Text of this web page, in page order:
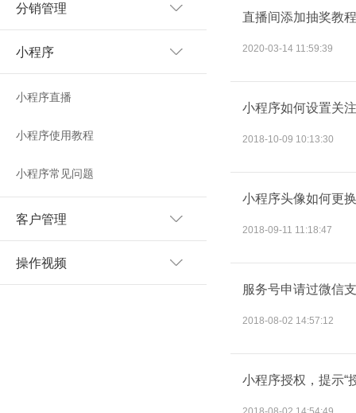
分销管理
小程序
小程序直播
小程序使用教程
小程序常见问题
客户管理
操作视频
直播间添加抽奖教程
2020-03-14 11:59:39
小程序如何设置关
2018-10-09 10:13:30
小程序头像如何更换
2018-09-11 11:18:47
服务号申请过微信
2018-08-02 14:57:12
小程序授权，提示“